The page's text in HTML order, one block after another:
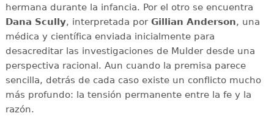
hermana durante la infancia. Por el otro se encuentra
Dana Scully, interpretada por Gillian Anderson, una
médica y científica enviada inicialmente para
desacreditar las investigaciones de Mulder desde una
perspectiva racional. Aun cuando la premisa parece
sencilla, detrás de cada caso existe un conflicto mucho
más profundo: la tensión permanente entre la fe y la
razón.